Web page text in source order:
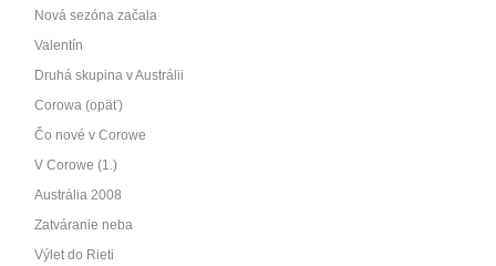
Nová sezóna začala
Valentín
Druhá skupina v Austrálii
Corowa (opäť)
Čo nové v Corowe
V Corowe (1.)
Austrália 2008
Zatváranie neba
Výlet do Rieti